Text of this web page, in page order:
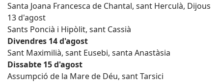
Santa Joana Francesca de Chantal, sant Herculà, Dijous
13 d'agost
Sants Poncià i Hipòlit, sant Cassià
Divendres 14 d'agost
Sant Maximilià, sant Eusebi, santa Anastàsia
Dissabte 15 d'agost
Assumpció de la Mare de Déu, sant Tarsici